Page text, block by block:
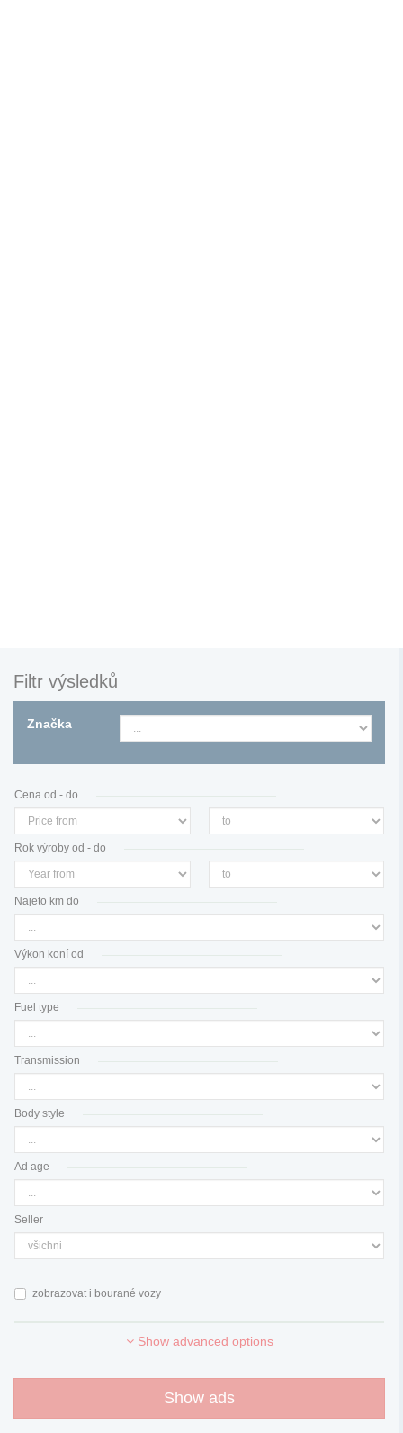
Filtr výsledků
Značka
Cena od - do
Rok výroby od - do
Najeto km do
Výkon koní od
Fuel type
Transmission
Body style
Ad age
Seller
zobrazovat i bourané vozy
Show advanced options
Show ads